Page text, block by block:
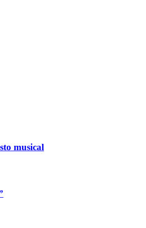
musical